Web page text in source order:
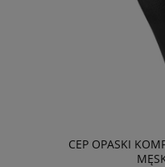
CEP OPASKI